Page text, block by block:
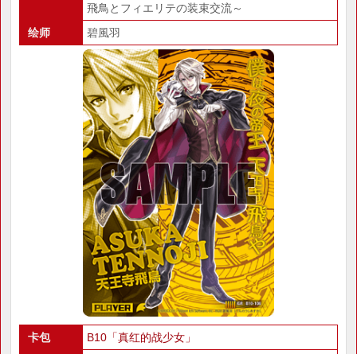
飛鳥とフィエリテの装束交流～
绘师
碧風羽
卡包
B10「真红的战少女」